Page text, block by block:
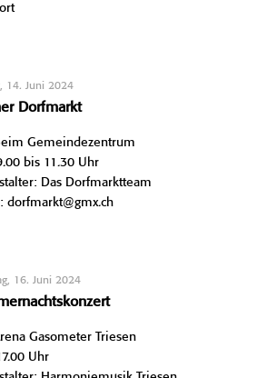
14. Juni 2024
Dorfmarkt
Gemeindezentrum
bis 11.30 Uhr
Das Dorfmarktteam
dorfmarkt@gmx.ch
16. Juni 2024
Gasometer Triesen
Uhr